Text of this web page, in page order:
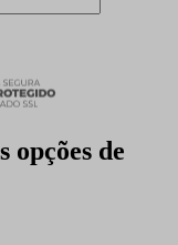
opções de